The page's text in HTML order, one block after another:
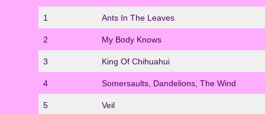
1 Ants In The Leaves
2 My Body Knows
3 King Of Chihuahui
4 Somersaults, Dandelions, The Wind
5 Veil